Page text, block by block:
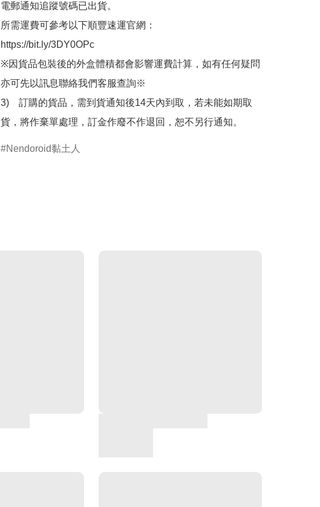
電郵通知追蹤號碼已出貨。
所需運費可參考以下順豐速運官網：
https://bit.ly/3DY0OPc
※因貨品包裝後的外盒體積都會影響運費計算，如有任何疑問
亦可先以訊息聯絡我們客服查詢※
3)　訂購的貨品，需到貨通知後14天內到取，若未能如期取
貨，將作棄單處理，訂金作廢不作退回，恕不另行通知。
Nendoroid黏土人